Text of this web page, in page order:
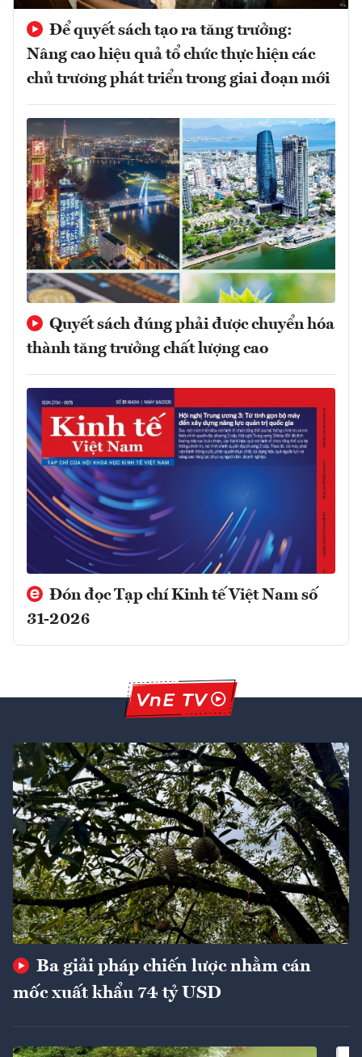
Để quyết sách tạo ra tăng trưởng:
Nâng cao hiệu quả tổ chức thực hiện các
chủ trương phát triển trong giai đoạn mới
Quyết sách đúng phải được chuyển hóa
thành tăng trưởng chất lượng cao
Đón đọc Tạp chí Kinh tế Việt Nam số
31-2026
Ba giải pháp chiến lược nhằm cán
mốc xuất khẩu 74 tỷ USD